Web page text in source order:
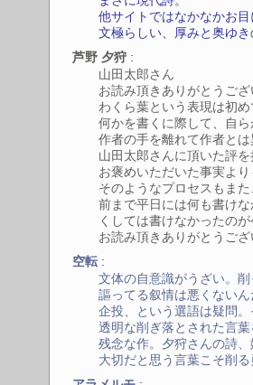
他サイトではなかなかお
文極らしい、厚みと奥ゆ
芦野 夕狩 :
山田太郎さん
お読み頂きありがとうご
わくら葉という表現は初
何かを書くに際して、自
作者の手を離れて作者と
山田太郎さんに頂いた評
お褒めいただいた事実よ
そのようなプロセスもま
前まで平日には何も書け
くしては書けなかったの
お読み頂きありがとうご
空転 :
文体の自意識がうざい。
謳ってる叙情は悪くない
企投、という選語は疑問
透明な削ぎ落とされた言
残念な作。夕狩さんの詩、
大切だと思う言葉こそ削